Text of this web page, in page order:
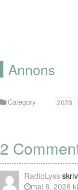
Annons
Category 2026
2
RadioLyss
maj 8, 2026